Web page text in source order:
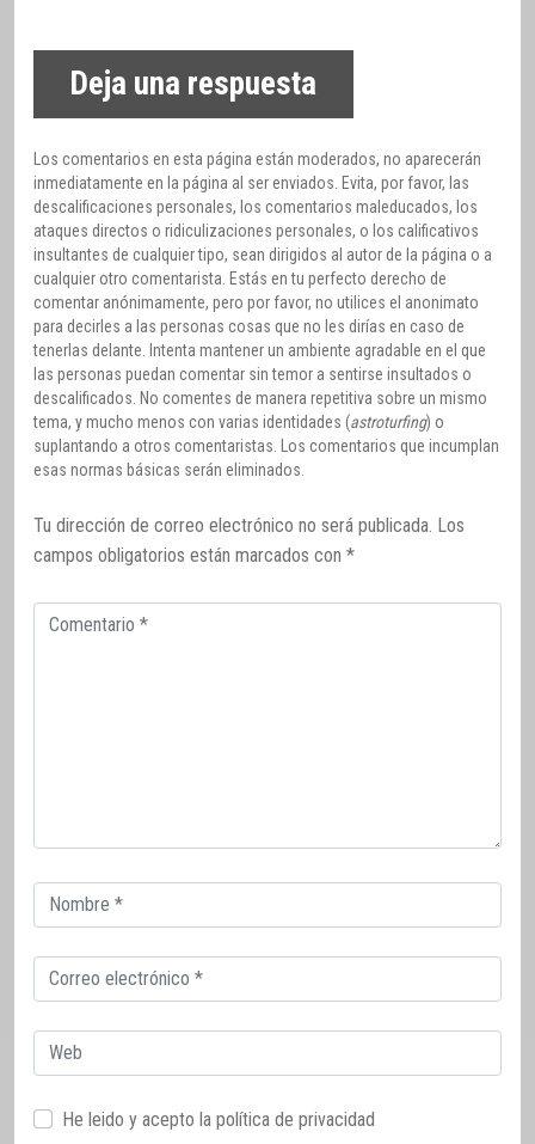
Deja una respuesta
Los comentarios en esta página están moderados, no aparecerán
inmediatamente en la página al ser enviados. Evita, por favor, las
descalificaciones personales, los comentarios maleducados, los
ataques directos o ridiculizaciones personales, o los calificativos
insultantes de cualquier tipo, sean dirigidos al autor de la página o a
cualquier otro comentarista. Estás en tu perfecto derecho de
comentar anónimamente, pero por favor, no utilices el anonimato
para decirles a las personas cosas que no les dirías en caso de
tenerlas delante. Intenta mantener un ambiente agradable en el que
las personas puedan comentar sin temor a sentirse insultados o
descalificados. No comentes de manera repetitiva sobre un mismo
tema, y mucho menos con varias identidades (astroturfing) o
suplantando a otros comentaristas. Los comentarios que incumplan
esas normas básicas serán eliminados.
Tu dirección de correo electrónico no será publicada. Los
campos obligatorios están marcados con *
Comentario
Correo
electrónico
Correo
electrónico
Web
He leido y acepto la política de privacidad